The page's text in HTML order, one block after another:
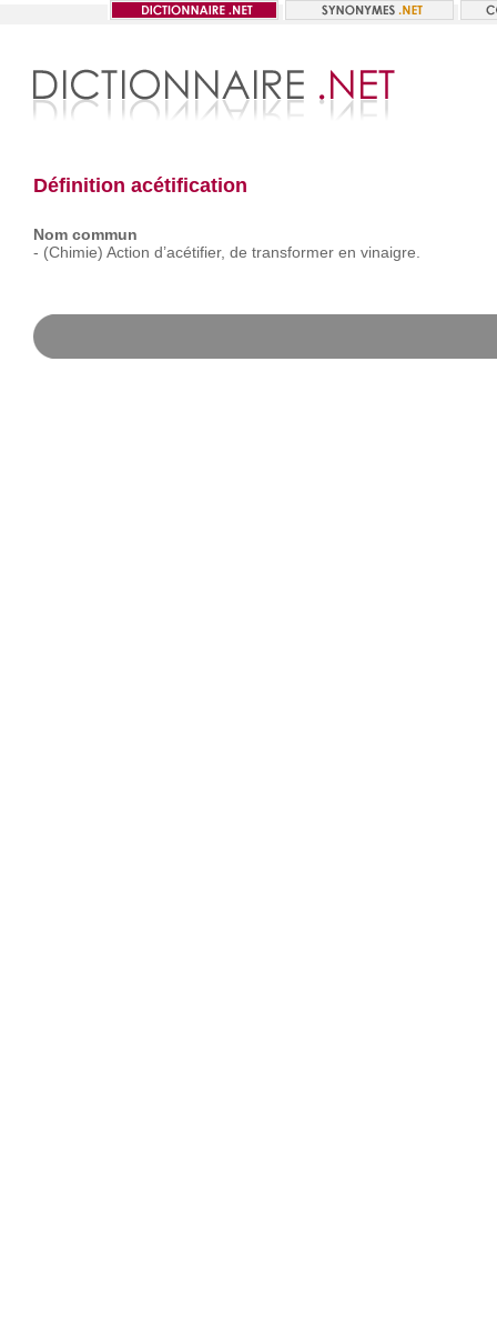
Définition acétification
Nom commun
- (Chimie) Action d’acétifier, de transformer en vinaigre.